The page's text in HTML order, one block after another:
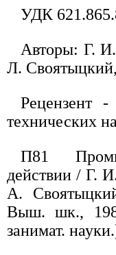
УДК
Авторы: Г.
Л.
Рецензент
технических
П81
действии / Г.
А.
Выш. шк.,
занимат.